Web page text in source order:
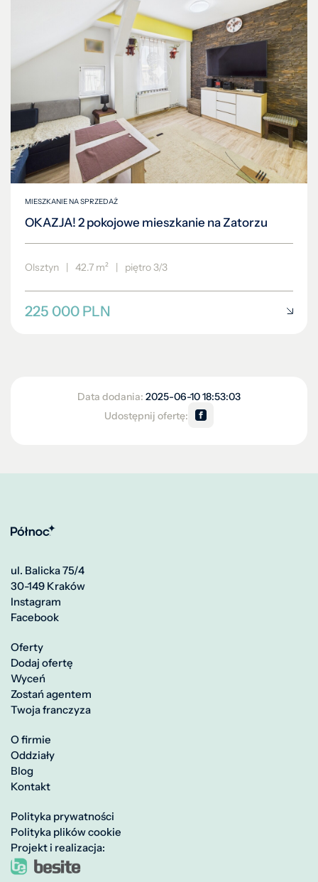
MIESZKANIE NA SPRZEDAŻ
OKAZJA! 2 pokojowe mieszkanie na Zatorzu
Olsztyn | 42.7 m² | piętro 3/3
225 000 PLN
Data dodania: 2025-06-10 18:53:03
Udostępnij ofertę:
ul. Balicka 75/4
30-149 Kraków
Instagram
Facebook
Oferty
Dodaj ofertę
Wyceń
Zostań agentem
Twoja franczyza
O firmie
Oddziały
Blog
Kontakt
Polityka prywatności
Polityka plików cookie
Projekt i realizacja: